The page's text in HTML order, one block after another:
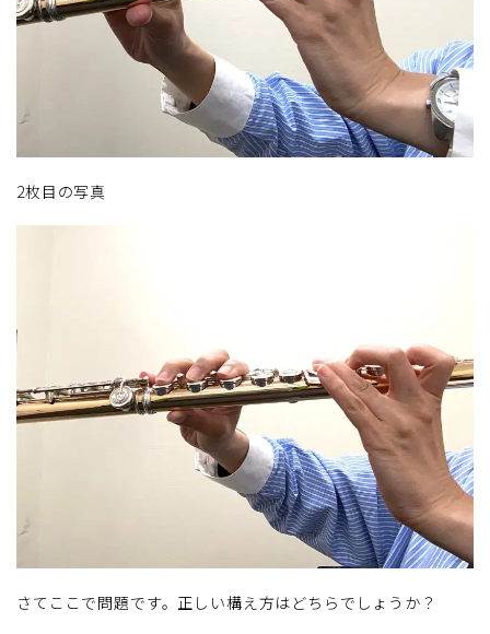
2枚目の写真
さてここで問題です。正しい構え方はどちらでしょうか？